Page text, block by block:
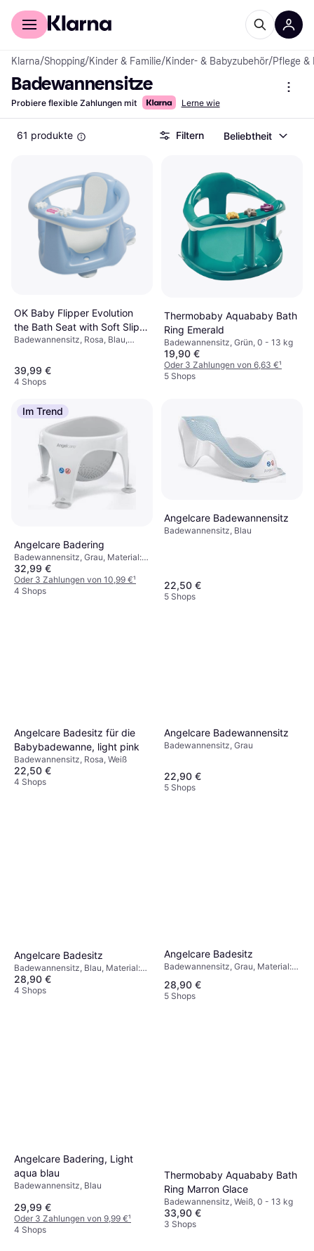
Für Shopper
Klarna/Shopping/Kinder & Familie/Kinder- & Babyzubehör/Pflege &
Badewannensitze
Probiere flexible Zahlungen mit Lerne wie
61 produkte Filtern Beliebtheit
OK Baby Flipper Evolution
the Bath Seat with Soft Slip
Free Rubber
Badewannensitz, Rosa, Blau,
39,99 €
4 Shops
Thermobaby Aquababy Bath
Ring Emerald
Badewannensitz, Grün, 0 - 13 kg
19,90 €
Oder 3 Zahlungen von 6,63 €¹
5 Shops
Im Trend
Angelcare Badering
Badewannensitz, Grau, Material:
Kunststoff
32,99 €
Oder 3 Zahlungen von 10,99 €¹
4 Shops
Angelcare Badewannensitz
Badewannensitz, Blau
22,50 €
5 Shops
Angelcare Badesitz für die
Babybadewanne, light pink
Badewannensitz, Rosa, Weiß
22,50 €
4 Shops
Angelcare Badewannensitz
Badewannensitz, Grau
22,90 €
5 Shops
Angelcare Badesitz
Badewannensitz, Blau, Material:
Kunststoff
28,90 €
4 Shops
Angelcare Badesitz
Badewannensitz, Grau, Material:
28,90 €
5 Shops
Angelcare Badering, Light
aqua blau
Badewannensitz, Blau
29,99 €
Oder 3 Zahlungen von 9,99 €¹
4 Shops
Thermobaby Aquababy Bath
Ring Marron Glace
Badewannensitz, Weiß, 0 - 13 kg
33,90 €
3 Shops